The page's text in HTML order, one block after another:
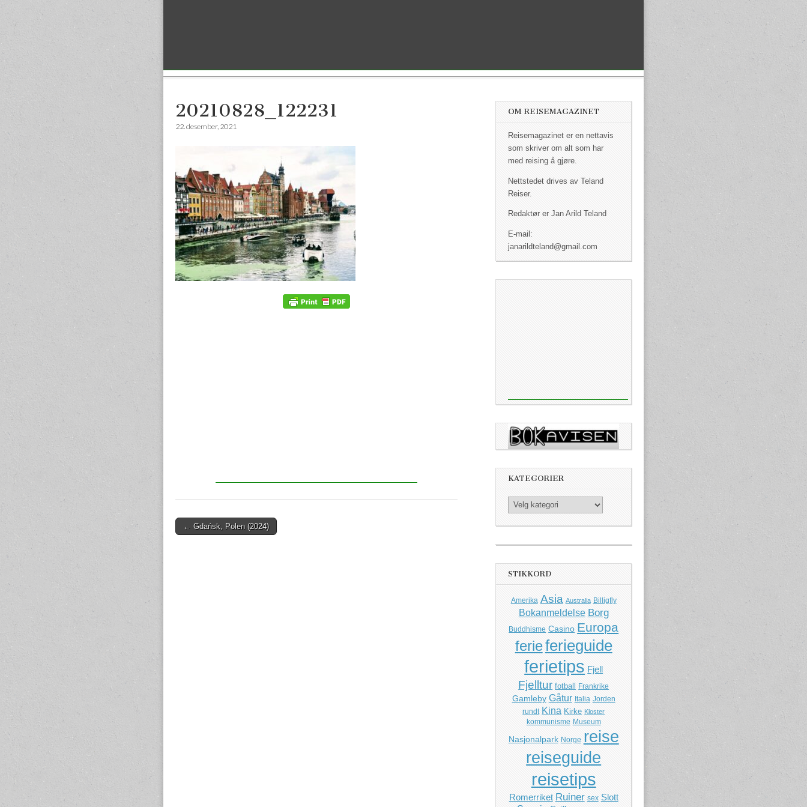
20210828_122231
22. desember, 2021
Post navigation
← Gdańsk, Polen (2024)
OM REISEMAGAZINET
Reisemagazinet er en nettavis
som skriver om alt som har
med reising å gjøre.
Nettstedet drives av Teland
Reiser.
Redaktør er Jan Arild Teland
E-mail:
janarildteland@gmail.com
KATEGORIER
Kategorier
STIKKORD
Amerika Asia Australia Billigfly
Bokanmeldelse Borg
Buddhisme Casino Europa
ferieferieguide
ferietips Fjell
Fjelltur fotball Frankrike
Gamleby Gåtur Italia Jorden
rundt Kina Kirke Kloster
kommunisme Museum
Nasjonalpark Norge reise
reiseguide
reisetips
Romerriket Ruiner sex Slott